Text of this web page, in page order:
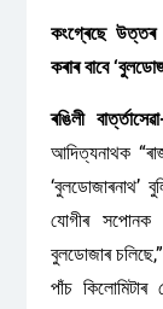
কংগ্ৰেছে উত্তৰ
কৰাৰ বাবে
ৰঙিলী
আদিত্যনাথক
‘বুলডোজাৰনাথ’
যোগীৰ সপোনক
বুলডোজাৰ
পাঁচ